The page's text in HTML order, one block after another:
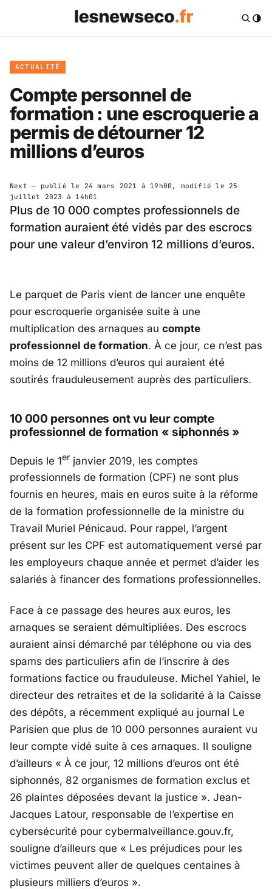
ACTUALITÉ
Compte personnel de
formation : une escroquerie a
permis de détourner 12
millions d’euros
Next — publié le 24 mars 2021 à 19h00 , modifié le 25
juillet 2023 à 14h01
Plus de 10 000 comptes professionnels de
formation auraient été vidés par des escrocs
pour une valeur d’environ 12 millions d’euros.
Le parquet de Paris vient de lancer une enquête
pour escroquerie organisée suite à une
multiplication des arnaques au compte
professionnel de formation. À ce jour, ce n’est pas
moins de 12 millions d’euros qui auraient été
soutirés frauduleusement auprès des particuliers.
10 000 personnes ont vu leur compte
professionnel de formation « siphonnés »
Depuis le 1er janvier 2019, les comptes
professionnels de formation (CPF) ne sont plus
fournis en heures, mais en euros suite à la réforme
de la formation professionnelle de la ministre du
Travail Muriel Pénicaud. Pour rappel, l’argent
présent sur les CPF est automatiquement versé par
les employeurs chaque année et permet d’aider les
salariés à financer des formations professionnelles.
Face à ce passage des heures aux euros, les
arnaques se seraient démultipliées. Des escrocs
auraient ainsi démarché par téléphone ou via des
spams des particuliers afin de l’inscrire à des
formations factice ou frauduleuse. Michel Yahiel, le
directeur des retraites et de la solidarité à la Caisse
des dépôts, a récemment expliqué au journal Le
Parisien que plus de 10 000 personnes auraient vu
leur compte vidé suite à ces arnaques. Il souligne
d’ailleurs « À ce jour, 12 millions d’euros ont été
siphonnés, 82 organismes de formation exclus et
26 plaintes déposées devant la justice ». Jean-
Jacques Latour, responsable de l’expertise en
cybersécurité pour cybermalveillance.gouv.fr,
souligne d’ailleurs que « Les préjudices pour les
victimes peuvent aller de quelques centaines à
plusieurs milliers d’euros ».